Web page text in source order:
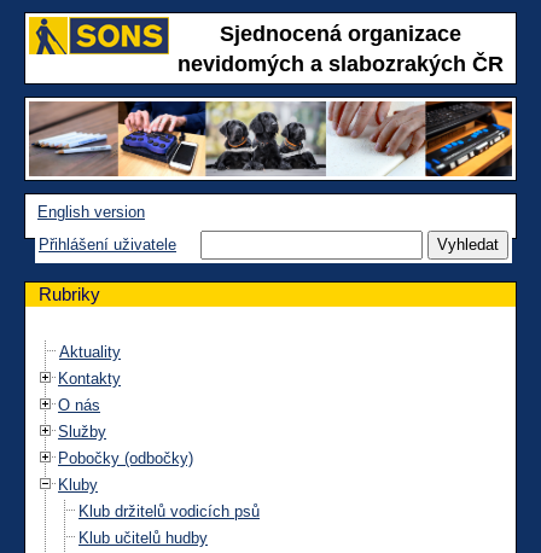
Sjednocená organizace
nevidomých a slabozrakých ČR
English version
Přihlášení uživatele
Rubriky
Aktuality
Kontakty
O nás
Služby
Pobočky (odbočky)
Kluby
Klub držitelů vodicích psů
Klub učitelů hudby